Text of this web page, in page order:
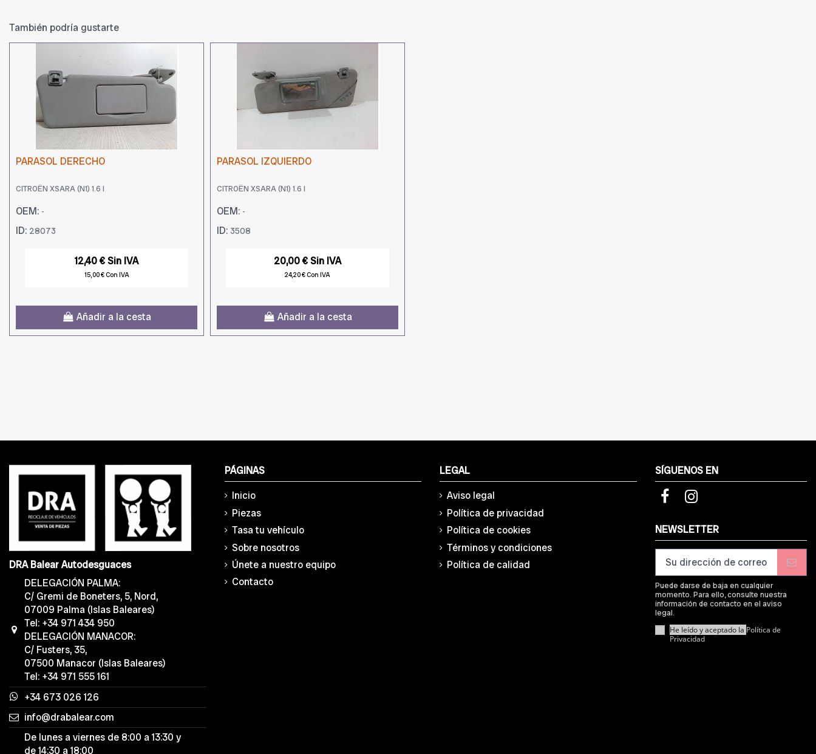
También podría gustarte
PARASOL DERECHO
CITROËN XSARA (N1) 1.6 I
OEM: -
ID: 28073
12,40 € Sin IVA
15,00 € Con IVA
Añadir a la cesta
PARASOL IZQUIERDO
CITROËN XSARA (N1) 1.6 I
OEM: -
ID: 3508
20,00 € Sin IVA
24,20 € Con IVA
Añadir a la cesta
DRA Balear Autodesguaces
DELEGACIÓN PALMA:
C/ Gremi de Boneters, 5, Nord,
07009 Palma (Islas Baleares)
Tel: +34 971 434 950
DELEGACIÓN MANACOR:
C/ Fusters, 35,
07500 Manacor (Islas Baleares)
Tel: +34 971 555 161
+34 673 026 126
info@drabalear.com
De lunes a viernes de 8:00 a 13:30 y
de 14:30 a 18:00
PÁGINAS
Inicio
Piezas
Tasa tu vehículo
Sobre nosotros
Únete a nuestro equipo
Contacto
LEGAL
Aviso legal
Política de privacidad
Política de cookies
Términos y condiciones
Política de calidad
SÍGUENOS EN
NEWSLETTER
Puede darse de baja en cualquier
momento. Para ello, consulte nuestra
información de contacto en el aviso
legal.
He leído y aceptado la Política de
Privacidad